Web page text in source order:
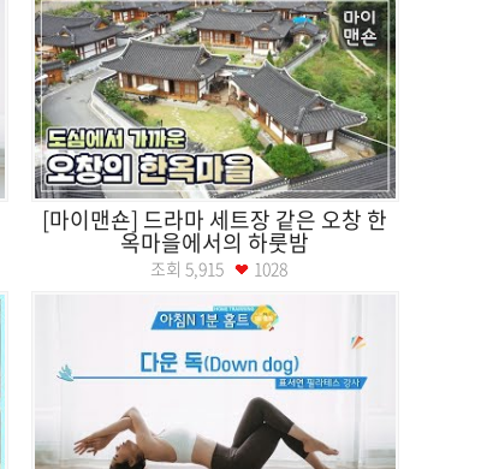
[마이맨숀] 드라마 세트장 같은 오창 한
옥마을에서의 하룻밤
조회 5,915 1028